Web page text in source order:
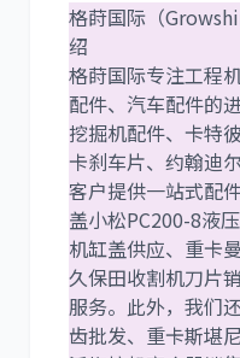
山猫
潍柴
格莳国际（
绍
格莳国际专注工程
配件、汽车配件的
挖掘机配件、卡特
卡刹车片、约翰迪
客户提供一站式配
盖小松PC200-8液
机缸盖供应、重卡
久保田收割机刀片
服务。此外，我们
齿批发、重卡斯堪